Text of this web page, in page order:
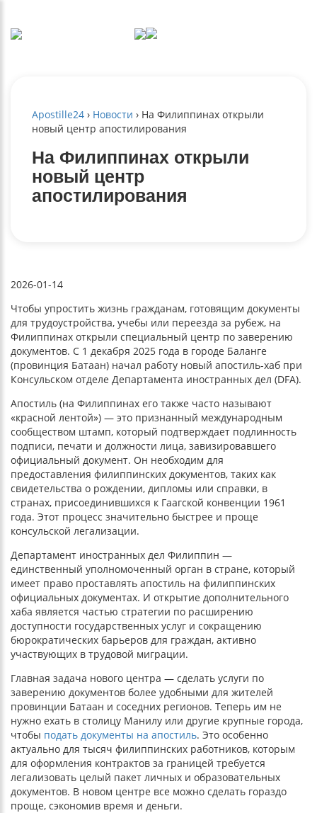
Apostille24 › Новости › На Филиппинах открыли
новый центр апостилирования
На Филиппинах открыли
новый центр
апостилирования
2026-01-14
Чтобы упростить жизнь гражданам, готовящим документы
для трудоустройства, учебы или переезда за рубеж, на
Филиппинах открыли специальный центр по заверению
документов. С 1 декабря 2025 года в городе Баланге
(провинция Батаан) начал работу новый апостиль-хаб при
Консульском отделе Департамента иностранных дел (DFA).
Апостиль (на Филиппинах его также часто называют
«красной лентой») — это признанный международным
сообществом штамп, который подтверждает подлинность
подписи, печати и должности лица, завизировавшего
официальный документ. Он необходим для
предоставления филиппинских документов, таких как
свидетельства о рождении, дипломы или справки, в
странах, присоединившихся к Гаагской конвенции 1961
года. Этот процесс значительно быстрее и проще
консульской легализации.
Департамент иностранных дел Филиппин —
единственный уполномоченный орган в стране, который
имеет право проставлять апостиль на филиппинских
официальных документах. И открытие дополнительного
хаба является частью стратегии по расширению
доступности государственных услуг и сокращению
бюрократических барьеров для граждан, активно
участвующих в трудовой миграции.
Главная задача нового центра — сделать услуги по
заверению документов более удобными для жителей
провинции Батаан и соседних регионов. Теперь им не
нужно ехать в столицу Манилу или другие крупные города,
чтобы подать документы на апостиль. Это особенно
актуально для тысяч филиппинских работников, которым
для оформления контрактов за границей требуется
легализовать целый пакет личных и образовательных
документов. В новом центре все можно сделать гораздо
проще, сэкономив время и деньги.